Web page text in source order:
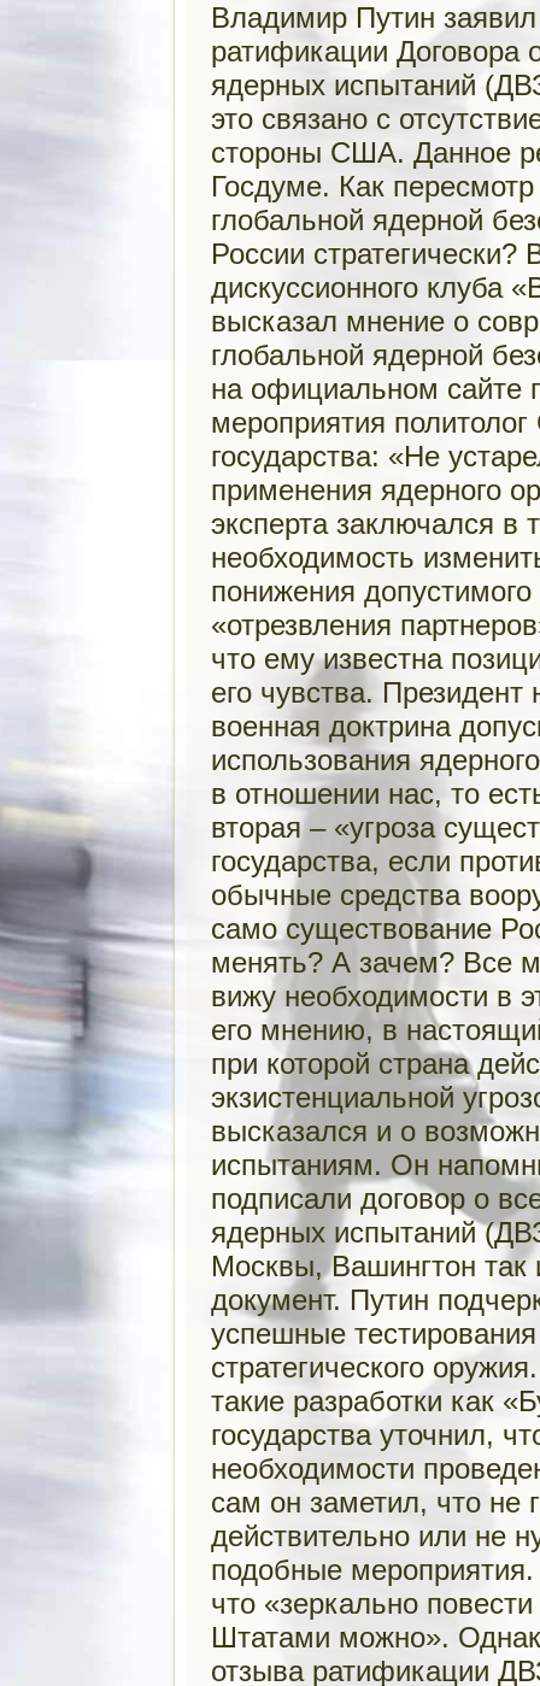
Владимир Путин
ратификации
ядерных испытаний
это связано с
стороны США. Данное
Госдуме. Как
глобальной ядерной
России стратегически?
дискуссионного клуба
высказал мнение о
глобальной ядерной
на официальном сайте
мероприятия политолог
государства: «Не
применения ядерного
эксперта заключался в
необходимость
понижения
«отрезвления
что ему известна
его чувства.
военная доктрина
использования
в отношении нас, то
вторая – «угроза
государства, если
обычные средства
само существование
менять? А зачем? Все
вижу необходимости в
его мнению, в
при которой страна
экзистенциальной
высказался и о
испытаниям. Он
подписали договор о
ядерных испытаний
Москвы, Вашингтон так
документ. Путин
успешные
стратегического
такие разработки как
государства уточнил,
необходимости
сам он заметил, что не
действительно или не
подобные
что «зеркально
Штатами можно».
отзыва ратификации